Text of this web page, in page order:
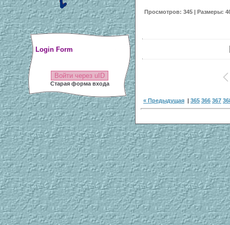
Login Form
Войти через uID
Старая форма входа
Просмотров: 345 | Размеры:
« Предыдущая | 365 366 367